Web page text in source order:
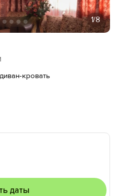
1/8
кровать
даты